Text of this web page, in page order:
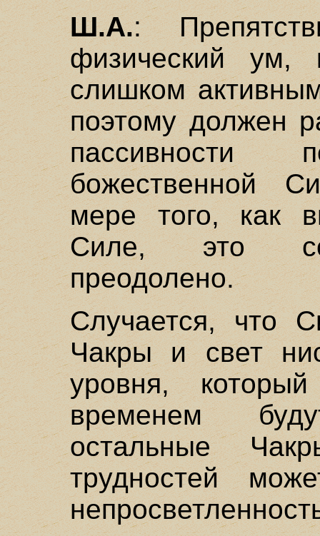
Ш.А.:
физический ум,
слишком
поэтому должен
божественной
мере того, как
Силе, это
преодолено.
Случается, что
Чакры и свет
уровня,
временем
остальные
трудностей